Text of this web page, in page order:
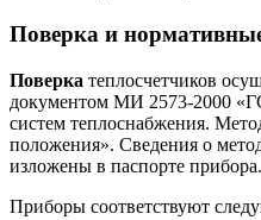
Поверка и
Поверка теплосчетчиков
документом МИ 2573-2000
систем теплоснабжения.
положения». Сведения о
изложены в паспорте прибора.
Приборы соответствуют